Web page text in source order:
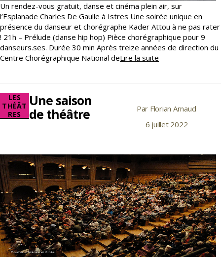
Un rendez-vous gratuit, danse et cinéma plein air, sur
l’Esplanade Charles De Gaulle à Istres Une soirée unique en
présence du danseur et chorégraphe Kader Attou à ne pas rater
! 21h – Prélude (danse hip hop) Pièce chorégraphique pour 9
danseurs.ses. Durée 30 min Après treize années de direction du
Centre Chorégraphique National deLire la suite
mardi
juillet
Catégories
LES
THÉÂT
RES
Une saison
de théâtre
Auteur
l’article
Par Florian Arnaud
Date6 juillet 2022